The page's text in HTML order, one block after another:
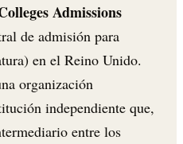
Admissions
de admisión para
en el Reino Unido.
organización
independiente que,
entre los